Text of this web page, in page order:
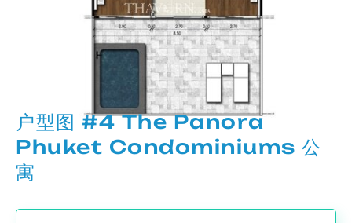
户型图 #4 The Panora
Phuket Condominiums 公
寓